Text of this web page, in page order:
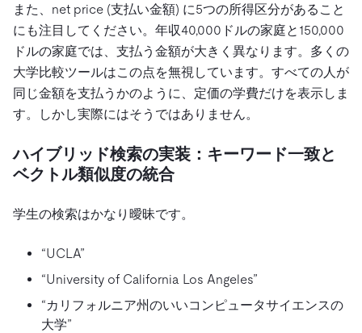
また、net price (支払い金額) に5つの所得区分があること
にも注目してください。年収40,000ドルの家庭と150,000
ドルの家庭では、支払う金額が大きく異なります。多くの
大学比較ツールはこの点を無視しています。すべての人が
同じ金額を支払うかのように、定価の学費だけを表示しま
す。しかし実際にはそうではありません。
ハイブリッド検索の実装：キーワード一致と
ベクトル類似度の統合
学生の検索はかなり曖昧です。
“UCLA”
“University of California Los Angeles”
“カリフォルニア州のいいコンピュータサイエンスの
大学”